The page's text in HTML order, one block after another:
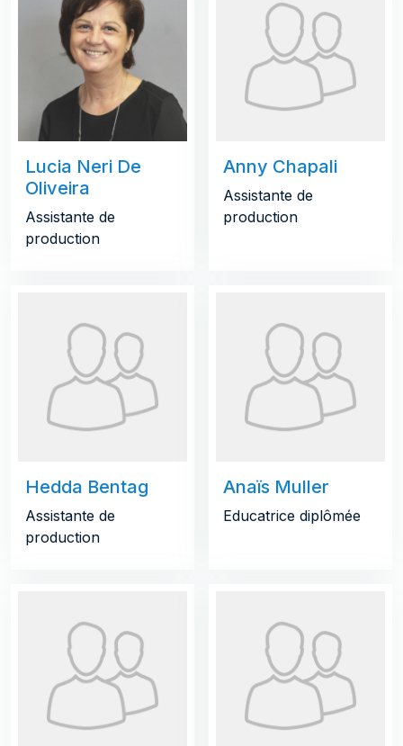
Lucia Neri De
Oliveira
Assistante de
production
Anny Chapali
Assistante de
production
Hedda Bentag
Assistante de
production
Anaïs Muller
Educatrice diplômée